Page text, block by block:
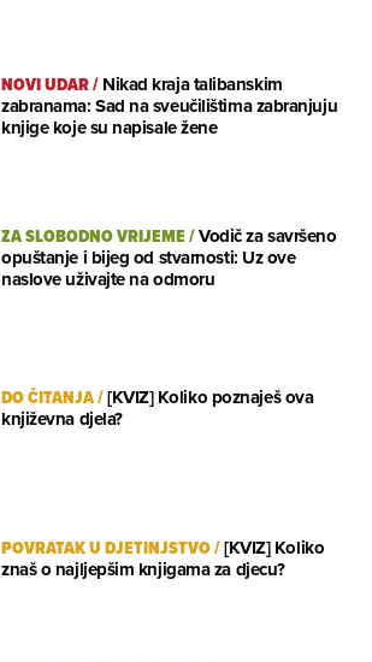
NOVI UDAR/Nikad kraja talibanskim
zabranama: Sad na sveučilištima zabranjuju
knjige koje su napisale žene
ZA SLOBODNO VRIJEME/Vodič za savršeno
opuštanje i bijeg od stvarnosti: Uz ove
naslove uživajte na odmoru
DO ČITANJA/[KVIZ] Koliko poznaješ ova
književna djela?
POVRATAK U DJETINJSTVO/[KVIZ] Koliko
znaš o najljepšim knjigama za djecu?